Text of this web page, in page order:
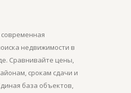
недвижимости в
Сравнивайте цены,
срокам сдачи и
база объектов,